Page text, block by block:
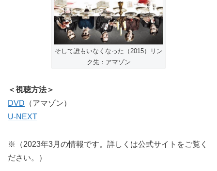
そして誰もいなくなった（2015）リン
ク先：アマゾン
＜視聴方法＞
DVD （アマゾン）
U-NEXT
※（2023年3月の情報です。詳しくは公式サイトをご覧く
ださい。）